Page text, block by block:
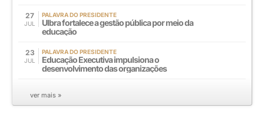
27
JUL
PALAVRA DO PRESIDENTE
Ulbra fortalece a gestão pública por meio da
educação
23
JUL
PALAVRA DO PRESIDENTE
Educação Executiva impulsiona o
desenvolvimento das organizações
ver mais »